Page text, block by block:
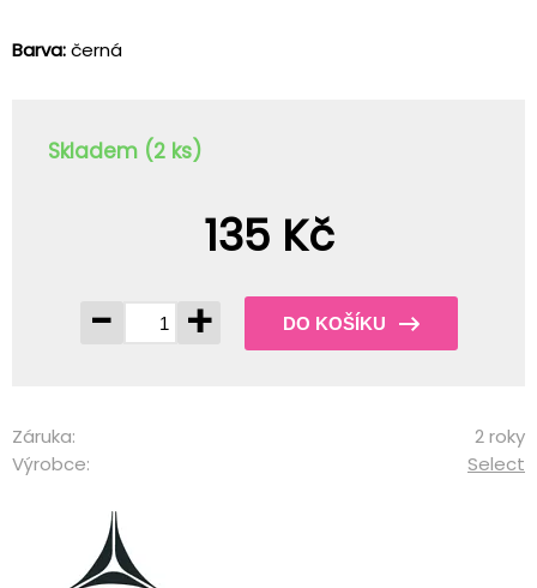
Barva:černá
Skladem (2 ks)
135 Kč
-
+ DO KOŠÍKU
Záruka:
2 roky
Výrobce:
Select